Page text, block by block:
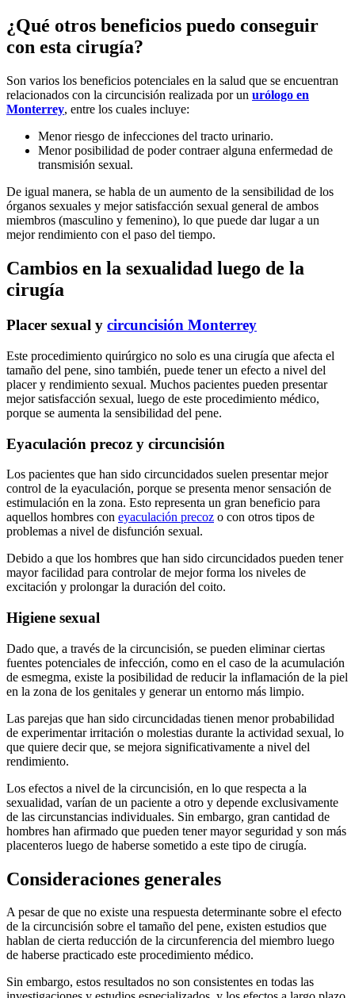
¿Qué otros beneficios puedo conseguir
con esta cirugía?
Son varios los beneficios potenciales en la salud que se encuentran
relacionados con la circuncisión realizada por un urólogo en
Monterrey, entre los cuales incluye:
Menor riesgo de infecciones del tracto urinario.
Menor posibilidad de poder contraer alguna enfermedad de
transmisión sexual.
De igual manera, se habla de un aumento de la sensibilidad de los
órganos sexuales y mejor satisfacción sexual general de ambos
miembros (masculino y femenino), lo que puede dar lugar a un
mejor rendimiento con el paso del tiempo.
Cambios en la sexualidad luego de la
cirugía
Placer sexual y circuncisión Monterrey
Este procedimiento quirúrgico no solo es una cirugía que afecta el
tamaño del pene, sino también, puede tener un efecto a nivel del
placer y rendimiento sexual. Muchos pacientes pueden presentar
mejor satisfacción sexual, luego de este procedimiento médico,
porque se aumenta la sensibilidad del pene.
Eyaculación precoz y circuncisión
Los pacientes que han sido circuncidados suelen presentar mejor
control de la eyaculación, porque se presenta menor sensación de
estimulación en la zona. Esto representa un gran beneficio para
aquellos hombres con eyaculación precoz o con otros tipos de
problemas a nivel de disfunción sexual.
Debido a que los hombres que han sido circuncidados pueden tener
mayor facilidad para controlar de mejor forma los niveles de
excitación y prolongar la duración del coito.
Higiene sexual
Dado que, a través de la circuncisión, se pueden eliminar ciertas
fuentes potenciales de infección, como en el caso de la acumulación
de esmegma, existe la posibilidad de reducir la inflamación de la piel
en la zona de los genitales y generar un entorno más limpio.
Las parejas que han sido circuncidadas tienen menor probabilidad
de experimentar irritación o molestias durante la actividad sexual, lo
que quiere decir que, se mejora significativamente a nivel del
rendimiento.
Los efectos a nivel de la circuncisión, en lo que respecta a la
sexualidad, varían de un paciente a otro y depende exclusivamente
de las circunstancias individuales. Sin embargo, gran cantidad de
hombres han afirmado que pueden tener mayor seguridad y son más
placenteros luego de haberse sometido a este tipo de cirugía.
Consideraciones generales
A pesar de que no existe una respuesta determinante sobre el efecto
de la circuncisión sobre el tamaño del pene, existen estudios que
hablan de cierta reducción de la circunferencia del miembro luego
de haberse practicado este procedimiento médico.
Sin embargo, estos resultados no son consistentes en todas las